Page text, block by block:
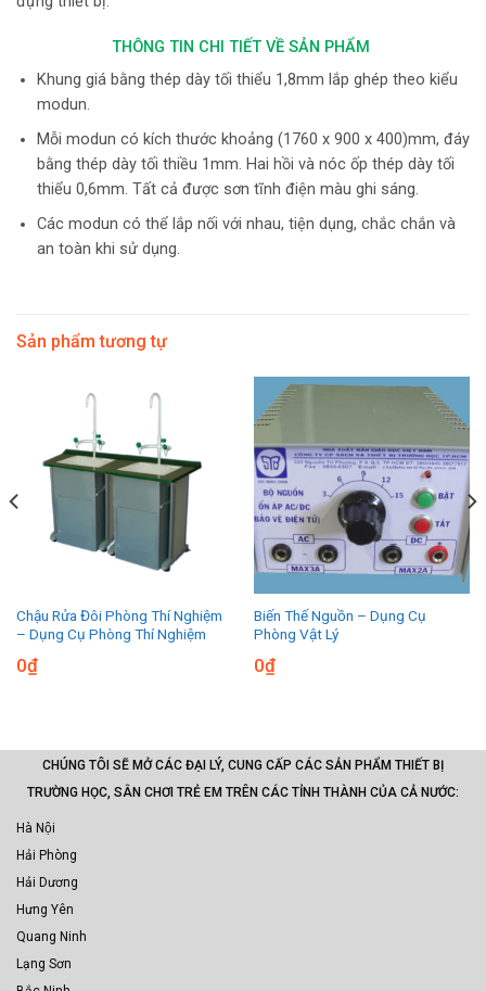
THÔNG TIN CHI TIẾT VỀ SẢN PHẨM
Khung giá bằng thép dày tối thiểu 1,8mm lắp ghép theo kiểu
modun.
Mỗi modun có kích thước khoảng (1760 x 900 x 400)mm, đáy
bằng thép dày tối thiều 1mm. Hai hồi và nóc ốp thép dày tối
thiểu 0,6mm. Tất cả được sơn tĩnh điện màu ghi sáng.
Các modun có thể lắp nối với nhau, tiện dụng, chắc chắn và
an toàn khi sử dụng.
Sản phẩm tương tự
Chậu Rửa Đôi Phòng Thí Nghiệm
– Dụng Cụ Phòng Thí Nghiệm
0₫
Biến Thế Nguồn – Dụng Cụ
Phòng Vật Lý
0₫
CHÚNG TÔI SẼ MỞ CÁC ĐẠI LÝ, CUNG CẤP CÁC SẢN PHẨM THIẾT BỊ
TRƯỜNG HỌC, SÂN CHƠI TRẺ EM TRÊN CÁC TỈNH THÀNH CỦA CẢ NƯỚC:
Hà Nội
Hải Phòng
Hải Dương
Hưng Yên
Quang Ninh
Lạng Sơn